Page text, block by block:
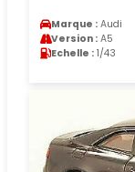
Marque : Audi
Version : A5
Echelle : 1/43